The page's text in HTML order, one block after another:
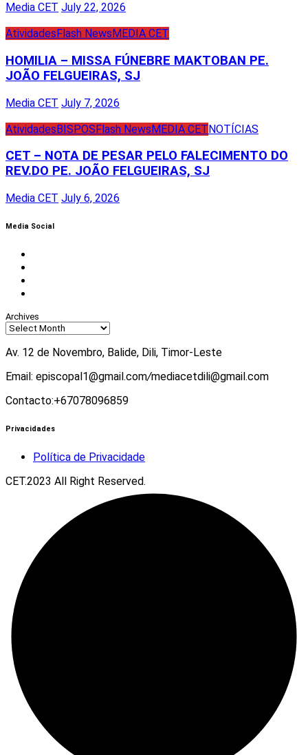
Media CET July 22, 2026
AtividadesFlash NewsMEDIA CET
HOMILIA – MISSA FÚNEBRE MAKTOBAN PE.
JOÃO FELGUEIRAS, SJ
Media CET July 7, 2026
AtividadesBISPOSFlash NewsMEDIA CETNOTÍCIAS
CET – NOTA DE PESAR PELO FALECIMENTO DO
REV.DO PE. JOÃO FELGUEIRAS, SJ
Media CET July 6, 2026
Media Social
Archives
Av. 12 de Novembro, Balide, Dili, Timor-Leste
Email: episcopal1@gmail.com/mediacetdili@gmail.com
Contacto:+67078096859
Privacidades
Política de Privacidade
CET.2023 All Right Reserved.